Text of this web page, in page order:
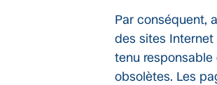
Par conséquent,
des sites Internet
tenu responsable
obsolètes. Les